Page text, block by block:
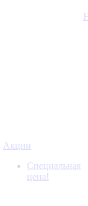
Акции
Специальная
цена!